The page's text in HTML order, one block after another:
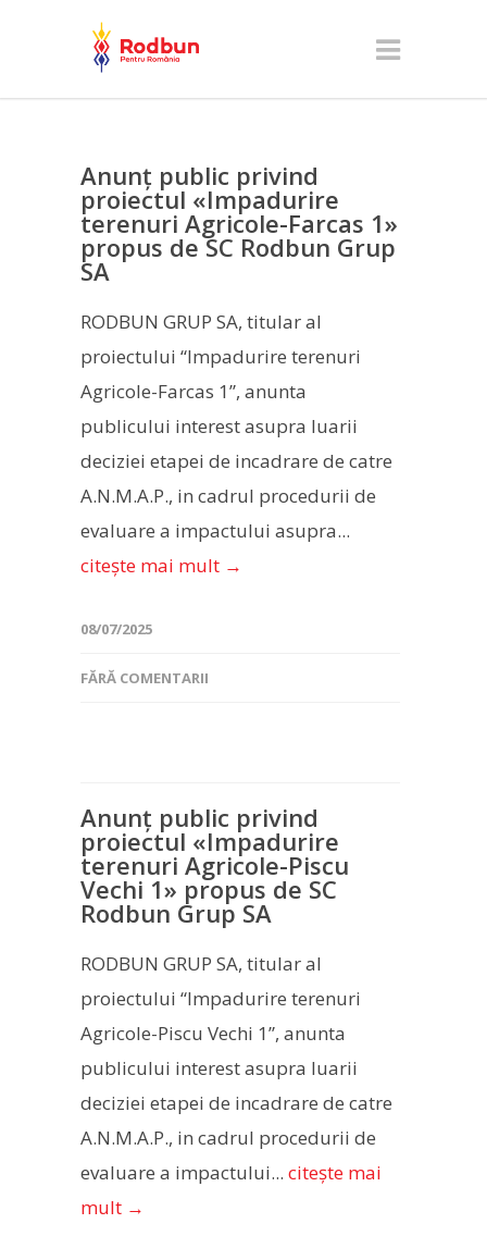
Anunț public privind
proiectul «Impadurire
terenuri Agricole-Farcas 1»
propus de SC Rodbun Grup
SA
RODBUN GRUP SA, titular al
proiectului “Impadurire terenuri
Agricole-Farcas 1”, anunta
publicului interest asupra luarii
deciziei etapei de incadrare de catre
A.N.M.A.P., in cadrul procedurii de
evaluare a impactului asupra...
citește mai mult →
08/07/2025
FĂRĂ COMENTARII
Anunț public privind
proiectul «Impadurire
terenuri Agricole-Piscu
Vechi 1» propus de SC
Rodbun Grup SA
RODBUN GRUP SA, titular al
proiectului “Impadurire terenuri
Agricole-Piscu Vechi 1”, anunta
publicului interest asupra luarii
deciziei etapei de incadrare de catre
A.N.M.A.P., in cadrul procedurii de
evaluare a impactului... citește mai
mult →